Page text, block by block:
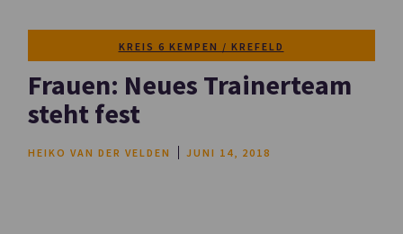
KREIS 6 KEMPEN / KREFELD
Frauen: Neues Trainerteam
steht fest
HEIKO VAN DER VELDEN JUNI 14, 2018